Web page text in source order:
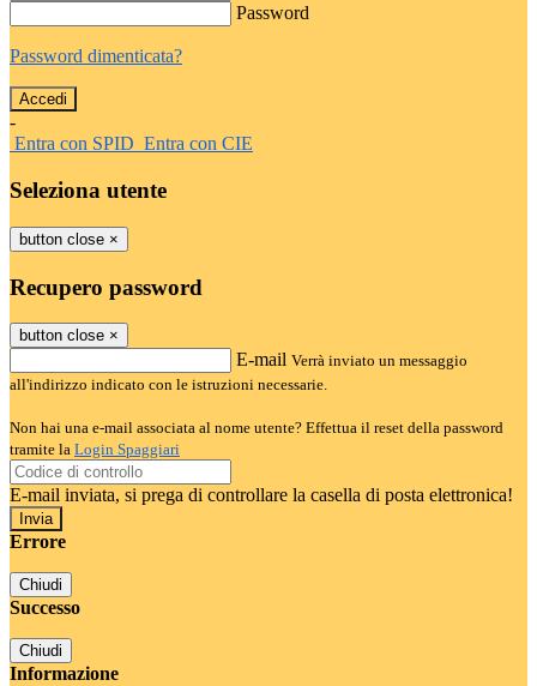
Password
Password dimenticata?
-
Entra con SPID Entra con CIE
Seleziona utente
button close ×
Recupero password
button close ×
E-mail Verrà inviato un messaggio
all'indirizzo indicato con le istruzioni necessarie.
Non hai una e-mail associata al nome utente? Effettua il reset della password
tramite la Login Spaggiari
E-mail inviata, si prega di controllare la casella di posta elettronica!
Errore
Chiudi
Successo
Chiudi
Informazione